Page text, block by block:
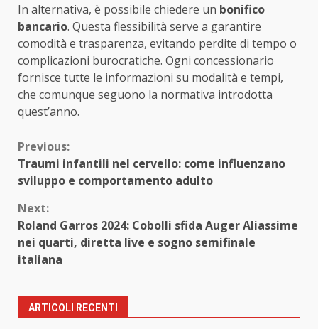
In alternativa, è possibile chiedere un bonifico
bancario. Questa flessibilità serve a garantire
comodità e trasparenza, evitando perdite di tempo o
complicazioni burocratiche. Ogni concessionario
fornisce tutte le informazioni su modalità e tempi,
che comunque seguono la normativa introdotta
quest’anno.
Continue
Reading
Previous:
Traumi infantili nel cervello: come influenzano
sviluppo e comportamento adulto
Next:
Roland Garros 2024: Cobolli sfida Auger Aliassime
nei quarti, diretta live e sogno semifinale
italiana
ARTICOLI RECENTI